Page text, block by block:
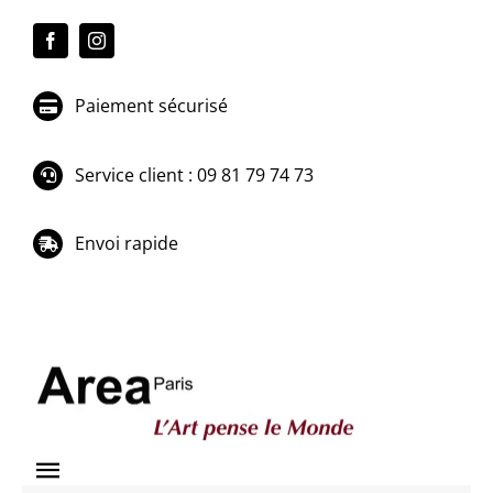
Paiement sécurisé
Service client : 09 81 79 74 73
Envoi rapide